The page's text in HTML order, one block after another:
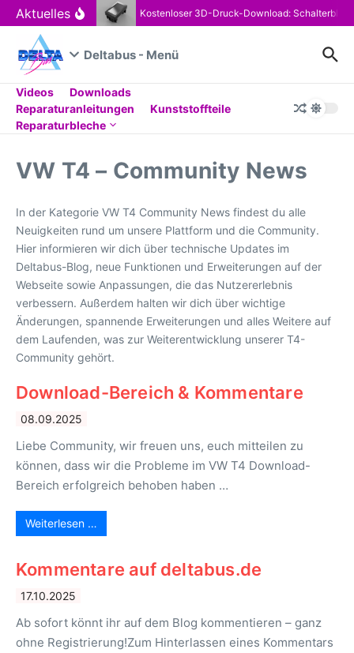
Zum Inhalt springen
Aktuelles Kostenloser 3D-Druck-Download:
Deltabus - Menü
Videos
Downloads
Reparaturanleitungen
Kunststoffteile
Reparaturbleche
VW T4 – Community News
In der Kategorie VW T4 Community News findest du alle
Neuigkeiten rund um unsere Plattform und die Community.
Hier informieren wir dich über technische Updates im
Deltabus-Blog, neue Funktionen und Erweiterungen auf der
Webseite sowie Anpassungen, die das Nutzererlebnis
verbessern. Außerdem halten wir dich über wichtige
Änderungen, spannende Erweiterungen und alles Weitere auf
dem Laufenden, was zur Weiterentwicklung unserer T4-
Community gehört.
Download-Bereich & Kommentare
08.09.2025
Liebe Community, wir freuen uns, euch mitteilen zu
können, dass wir die Probleme im VW T4 Download-
Bereich erfolgreich behoben haben …
Weiterlesen …
Kommentare auf deltabus.de
17.10.2025
Ab sofort könnt ihr auf dem Blog kommentieren – ganz
ohne Registrierung!Zum Hinterlassen eines Kommentars